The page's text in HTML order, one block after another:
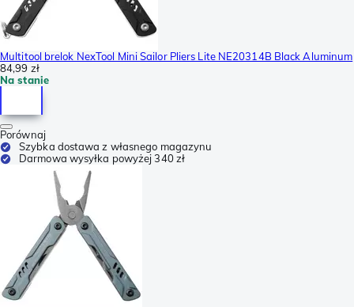
Multitool brelok NexTool Mini Sailor Pliers Lite NE20314B Black Aluminum
84,99 zł
Na stanie
Porównaj
Szybka dostawa z własnego magazynu
Darmowa wysyłka powyżej 340 zł